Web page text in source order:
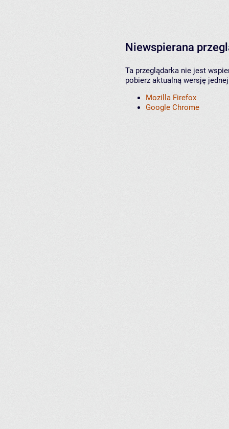
Niewspierana
Ta przeglądarka nie jest
pobierz aktualną wersję
Mozilla Firefox
Google Chrome